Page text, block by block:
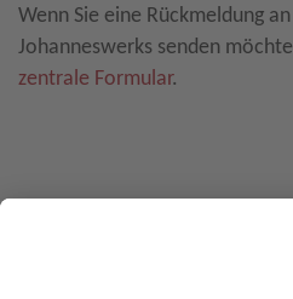
Wenn Sie eine Rückmeldung
Johanneswerks senden
zentrale Formular.